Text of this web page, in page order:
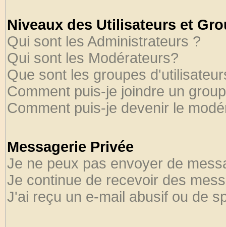
Niveaux des Utilisateurs et
Qui sont les Administrateurs ?
Qui sont les Modérateurs?
Que sont les groupes
Comment puis-je joindre un
Comment puis-je devenir le
Messagerie Privée
Je ne peux pas envoyer de
Je continue de recevoir des
J'ai reçu un e-mail abusif ou de